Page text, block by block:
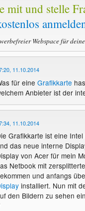
mit und stelle
Webspace für
11.10.2014
für eine Grafikkarte
Anbieter ist der
11.10.2014
Grafikkarte ist eine
das neue interne
von Acer für mein
Netbook mit
und anfangs
installiert. Nun mit
den Bildern zu sehen